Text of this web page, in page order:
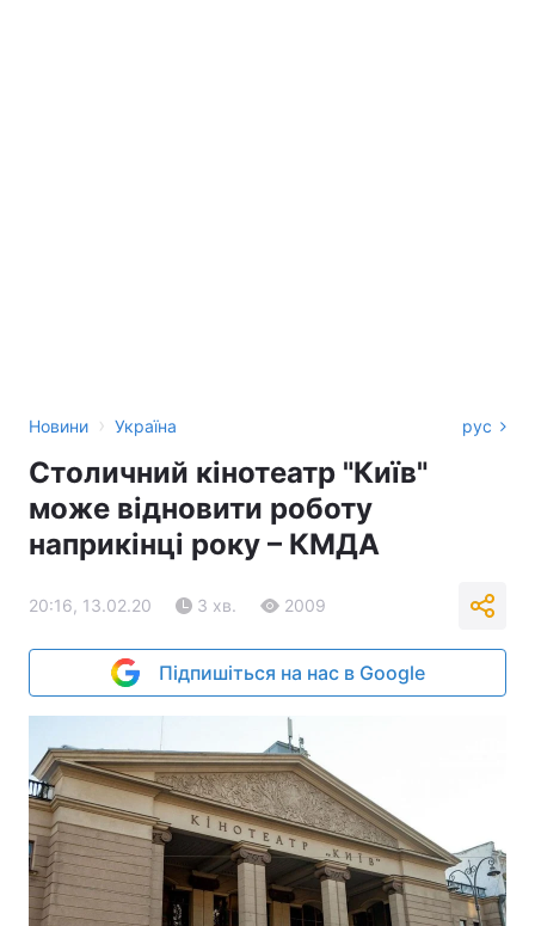
Новини › Україна рус
Столичний кінотеатр "Київ"
може відновити роботу
наприкінці року – КМДА
20:16, 13.02.20 3 хв. 2009
Підпишіться на нас в Google